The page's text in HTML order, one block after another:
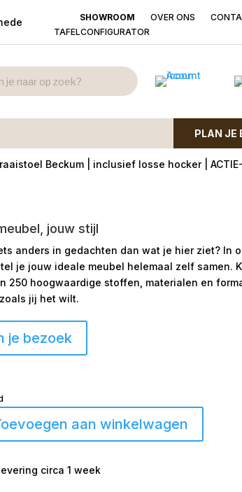
SHOWROOM OVER ONS
TAFELCONFIGURATOR
PLAN JE
Beckum +
was:
€ 999,00.
is:
€ 799,00.
Beckum | inclusief losse hocker | ACTIE-
jouw stijl
anders in gedachten dan wat je hier ziet? In
je jouw ideale meubel helemaal zelf samen.
250 hoogwaardige stoffen, materialen en
jij het wilt.
je bezoek
aan winkelwagen
circa 1 week